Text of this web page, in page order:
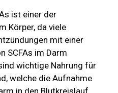
ist einer der
Körper, da viele
mit einer
SCFAs im Darm
wichtige Nahrung für
welche die Aufnahme